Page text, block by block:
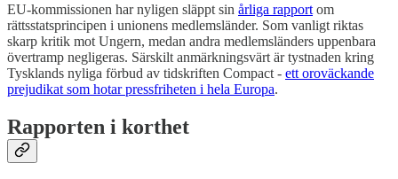
EU-kommissionen har nyligen släppt sin årliga rapport om
rättsstatsprincipen i unionens medlemsländer. Som vanligt riktas
skarp kritik mot Ungern, medan andra medlemsländers uppenbara
övertramp negligeras. Särskilt anmärkningsvärt är tystnaden kring
Tysklands nyliga förbud av tidskriften Compact - ett oroväckande
prejudikat som hotar pressfriheten i hela Europa.
Rapporten i korthet